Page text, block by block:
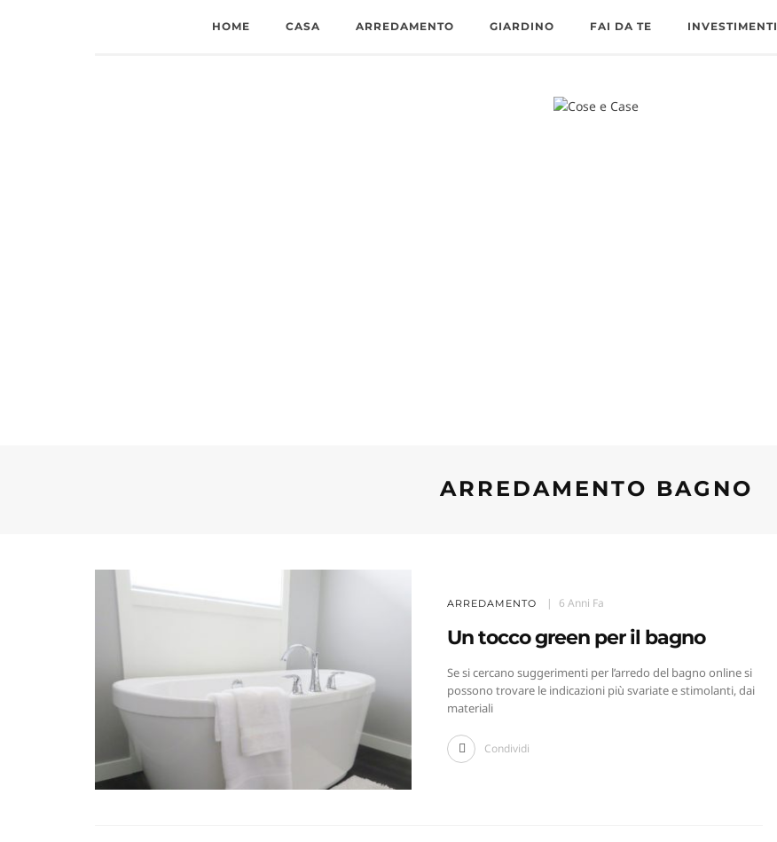
HOME CASA ARREDAMENTO GIARDINO FAI DA TE INVESTIMENTI
ARREDAMENTO BAGNO
ARREDAMENTO 6 Anni Fa
Un tocco green per il bagno
Se si cercano suggerimenti per l’arredo del bagno online si
possono trovare le indicazioni più svariate e stimolanti, dai
materiali
Condividi